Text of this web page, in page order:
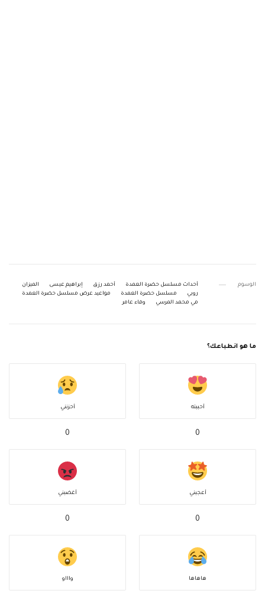
الوسوم أحداث مسلسل حضرة العمدة أحمد رزق إبراهيم عيسى
الميزان
روبي
مسلسل حضرة العمدة
مواعيد عرض مسلسل حضرة العمدة
مي محمد المرسي
وفاء عامر
ما هو انطباعك؟
أحببته
0
أحزنني
0
أعجبني
0
أغضبني
0
هاهاها واااو